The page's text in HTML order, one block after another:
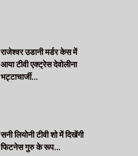
राजेश्वर उडानी मर्डर केस में
आया टीवी एक्ट्रेस देवोलीना
भट्टाचार्जी…
सनी लियोनी टीवी शो में दिखेंगी
फिटनेस गुरु के रूप…